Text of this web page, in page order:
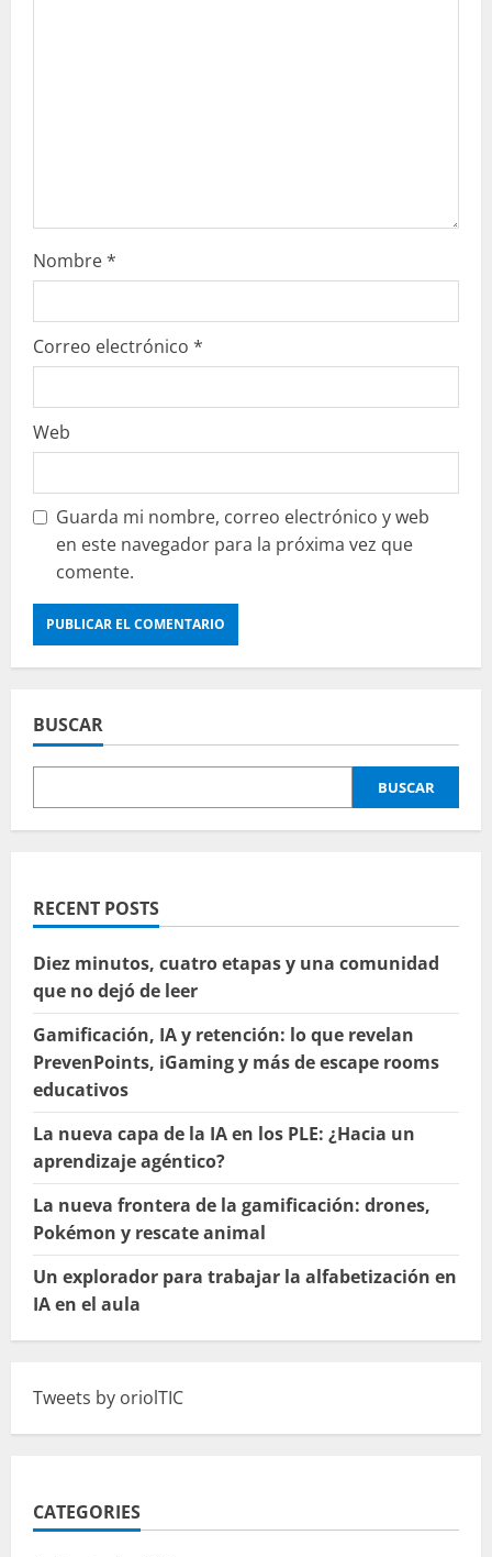
Nombre*
Correo electrónico *
Web
Guarda mi nombre, correo electrónico y web
en este navegador para la próxima vez que
comente.
BUSCAR
BUSCAR
RECENT POSTS
Diez minutos, cuatro etapas y una comunidad
que no dejó de leer
Gamificación, IA y retención: lo que revelan
PrevenPoints, iGaming y más de escape rooms
educativos
La nueva capa de la IA en los PLE: ¿Hacia un
aprendizaje agéntico?
La nueva frontera de la gamificación: drones,
Pokémon y rescate animal
Un explorador para trabajar la alfabetización en
IA en el aula
Tweets by oriolTIC
CATEGORIES